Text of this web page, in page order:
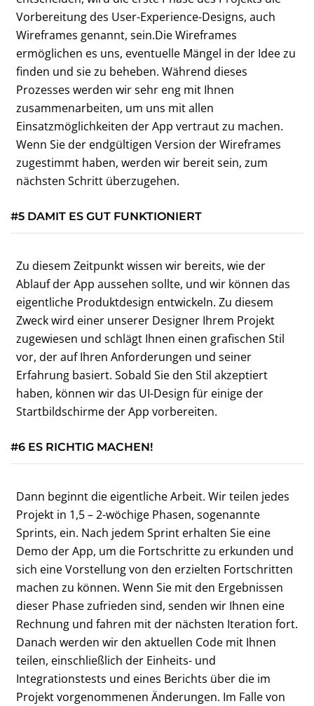
Vorbereitung des User-Experience-Designs, auch
Wireframes genannt, sein.Die Wireframes
ermöglichen es uns, eventuelle Mängel in der Idee zu
finden und sie zu beheben. Während dieses
Prozesses werden wir sehr eng mit Ihnen
zusammenarbeiten, um uns mit allen
Einsatzmöglichkeiten der App vertraut zu machen.
Wenn Sie der endgültigen Version der Wireframes
zugestimmt haben, werden wir bereit sein, zum
nächsten Schritt überzugehen.
#5 DAMIT ES GUT FUNKTIONIERT
Zu diesem Zeitpunkt wissen wir bereits, wie der
Ablauf der App aussehen sollte, und wir können das
eigentliche Produktdesign entwickeln. Zu diesem
Zweck wird einer unserer Designer Ihrem Projekt
zugewiesen und schlägt Ihnen einen grafischen Stil
vor, der auf Ihren Anforderungen und seiner
Erfahrung basiert. Sobald Sie den Stil akzeptiert
haben, können wir das UI-Design für einige der
Startbildschirme der App vorbereiten.
#6 ES RICHTIG MACHEN!
Dann beginnt die eigentliche Arbeit. Wir teilen jedes
Projekt in 1,5 – 2-wöchige Phasen, sogenannte
Sprints, ein. Nach jedem Sprint erhalten Sie eine
Demo der App, um die Fortschritte zu erkunden und
sich eine Vorstellung von den erzielten Fortschritten
machen zu können. Wenn Sie mit den Ergebnissen
dieser Phase zufrieden sind, senden wir Ihnen eine
Rechnung und fahren mit der nächsten Iteration fort.
Danach werden wir den aktuellen Code mit Ihnen
teilen, einschließlich der Einheits- und
Integrationstests und eines Berichts über die im
Projekt vorgenommenen Änderungen. Im Falle von